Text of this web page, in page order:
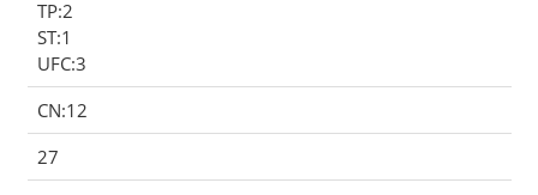
TP:2
ST:1
UFC:3
CN:12
27